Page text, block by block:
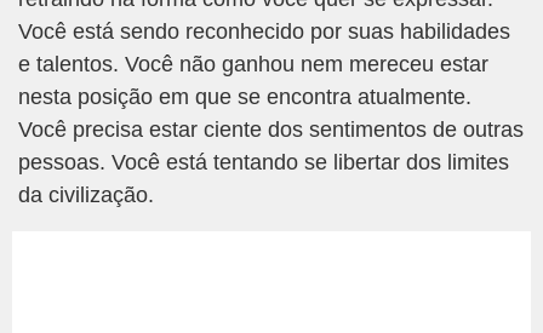
Você está sendo reconhecido por suas habilidades
e talentos. Você não ganhou nem mereceu estar
nesta posição em que se encontra atualmente.
Você precisa estar ciente dos sentimentos de outras
pessoas. Você está tentando se libertar dos limites
da civilização.